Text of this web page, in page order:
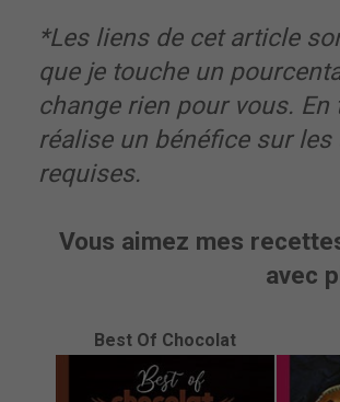
*Les liens de cet article
que je touche un
change rien pour vous.
réalise un bénéfice sur
requises.
Vous aimez mes
avec
Best Of Chocolat